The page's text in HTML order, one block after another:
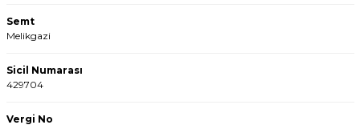
Semt
Melikgazi
Sicil Numarası
429704
Vergi No